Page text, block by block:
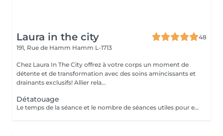
Laura in the city
48
191, Rue de Hamm Hamm L-1713
Chez Laura In The City offrez à votre corps un moment de
détente et de transformation avec des soins amincissants et
drainants exclusifs! Allier rela...
Détatouage
Le temps de la séance et le nombre de séances utiles pour enlever le tatouage sont variables Le détatouage laser est une technique efficace qui fragmente les pigments d'encre sous la peau à l'aide de faisceaux de lumière, permettant ainsi au système immunitaire de les éliminer progressivement. Le processus nécessite généralement plusieurs séances, et son efficacité dépend de divers facteurs. Comment ça marche ? Le laser cible les particules d'encre et les chauffe pour les fragmenter en morceaux plus petits. Ces fragments sont ensuite naturellement évacués par le corps. Différents types de lasers, tels que le laser Picosure ou le laser Q-Switched, sont utilisés pour traiter efficacement différentes couleurs et profondeurs d'encre. Ce qu'il faut savoir Nombre de séances Le nombre de séances varie considérablement. Un tatouage amateur peut nécessiter 3 à 5 séances, tandis qu'un tatouage professionnel peut en exiger 4 à 12, voire plus, pour une disparition complète. Résultats progressifs L'éclaircissement de l'encre est visible après chaque séance, mais le tatouage complet s'estompe progressivement au fil du temps.